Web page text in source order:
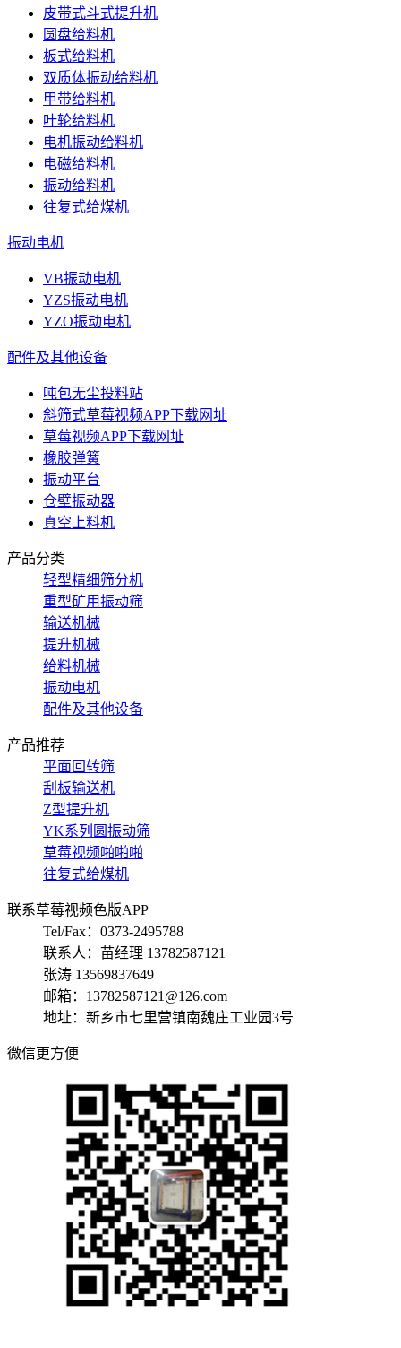
皮带式斗式提升机
圆盘给料机
板式给料机
双质体振动给料机
甲带给料机
叶轮给料机
电机振动给料机
电磁给料机
振动给料机
往复式给煤机
振动电机
VB振动电机
YZS振动电机
YZO振动电机
配件及其他设备
吨包无尘投料站
斜筛式草莓视频APP下载网址
草莓视频APP下载网址
橡胶弹簧
振动平台
仓壁振动器
真空上料机
产品分类
轻型精细筛分机
重型矿用振动筛
输送机械
提升机械
给料机械
振动电机
配件及其他设备
产品推荐
平面回转筛
刮板输送机
Z型提升机
YK系列圆振动筛
草莓视频啪啪啪
往复式给煤机
联系草莓视频色版APP
Tel/Fax：0373-2495788
联系人：苗经理 13782587121
张涛 13569837649
邮箱：13782587121@126.com
地址：新乡市七里营镇南魏庄工业园3号
微信更方便